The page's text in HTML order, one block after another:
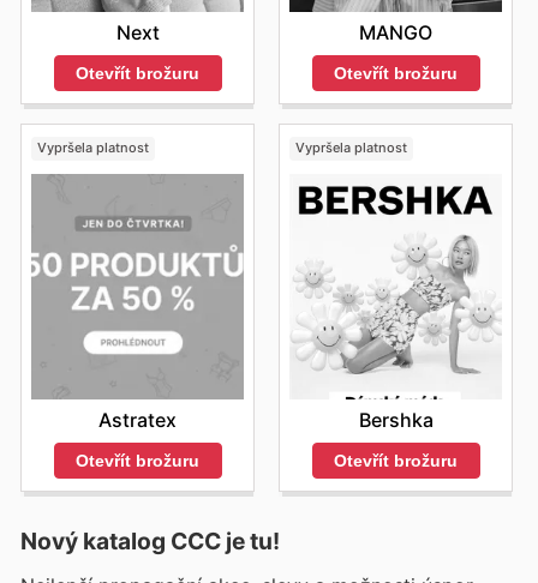
Next
Otevřít brožuru
MANGO
Otevřít brožuru
Vypršela platnost
Astratex
Otevřít brožuru
Vypršela platnost
Bershka
Otevřít brožuru
Nový katalog CCC je tu!